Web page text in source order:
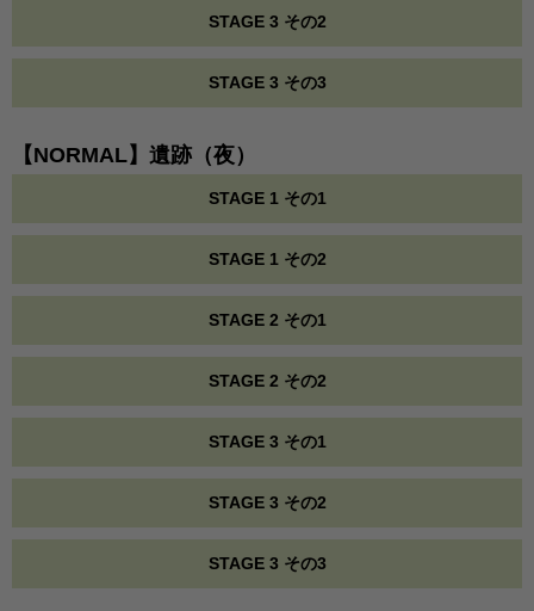
STAGE 3 その2
STAGE 3 その3
【NORMAL】遺跡（夜）
STAGE 1 その1
STAGE 1 その2
STAGE 2 その1
STAGE 2 その2
STAGE 3 その1
STAGE 3 その2
STAGE 3 その3